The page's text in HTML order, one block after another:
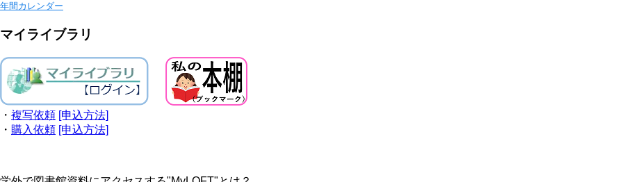
年間カレンダー
マイライブラリ
・ 複写依頼 [申込方法]
・ 購入依頼 [申込方法]